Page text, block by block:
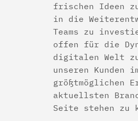
frischen Ideen
in die
Teams zu
offen für die
digitalen Welt
unseren Kunden
größtmöglichen
aktuellsten
Seite stehen zu